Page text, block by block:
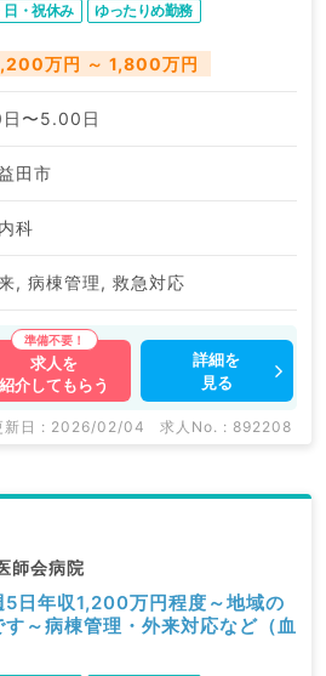
日・祝休み ゆったりめ勤務
万円 ～ 1,800万円
〜5.00日
田市
科
, 病棟管理, 救急対応
求人を
紹介してもらう
詳細を
見る
新日 : 2026/02/04 求人No. : 892208
師会病院
5日年収1,200万円程度～地域の
～病棟管理・外来対応など（血